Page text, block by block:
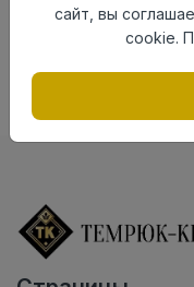
Внимание! Внешний
представленного
сайт, вы
cookie.